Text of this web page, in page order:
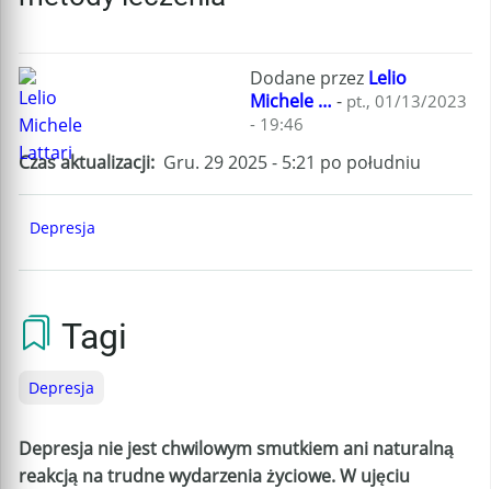
Dodane przez Lelio
Michele … - pt., 01/13/2023
- 19:46
Czas aktualizacji Gru. 29 2025 - 5:21 po południu
Depresja
Tagi
Depresja
Depresja nie jest chwilowym smutkiem ani naturalną
reakcją na trudne wydarzenia życiowe. W ujęciu